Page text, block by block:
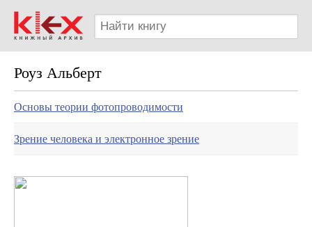
Роуз Альберт
Основы теории фотопроводимости
Зрение человека и электронное зрение